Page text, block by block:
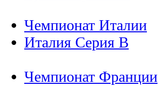
Чемпионат Италии
Италия Серия B
Чемпионат Франции